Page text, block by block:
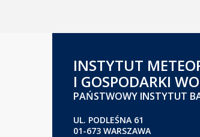
INSTYTUT
I GOSPODARKI
PAŃSTWOWY INSTYTUT
UL. PODLEŚNA 61
01-673 WARSZAWA